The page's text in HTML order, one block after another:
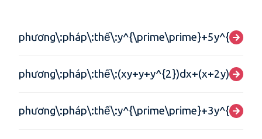
phương\:pháp\:thế\:(xy+y+y^{2})dx+(x+2y)dy=0